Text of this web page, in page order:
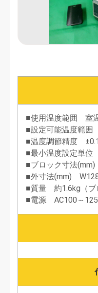
■使用温度範囲 室
■設定可能温度範
■温度調節精度
■最小温度設定単
■ブロック寸法
■外寸法(mm)
■質量 約1.6kg（ブ
■電源 AC100～